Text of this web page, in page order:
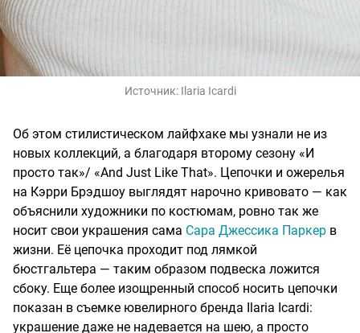
Источник: Ilaria Icardi
Об этом стилистическом лайфхаке мы узнали не из
новых коллекций, а благодаря второму сезону «И
просто так»/ «And Just Like That». Цепочки и ожерелья
на Кэрри Брэдшоу выглядят нарочно кривовато — как
объяснили художники по костюмам, ровно так же
носит свои украшения сама Сара Джессика Паркер в
жизни. Её цепочка проходит под лямкой
бюстгальтера — таким образом подвеска ложится
сбоку. Еще более изощренный способ носить цепочки
показан в съемке ювелирного бренда Ilaria Icardi:
украшение даже не надевается на шею, а просто